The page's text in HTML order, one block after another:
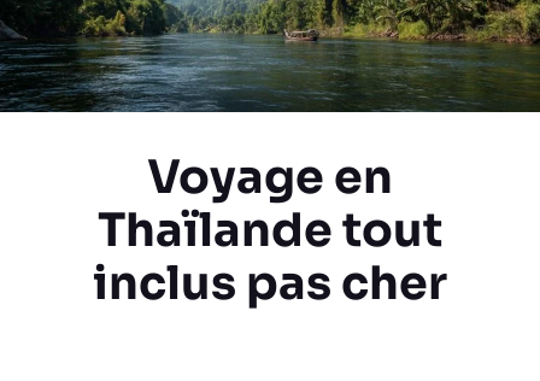
Voyage en
Thaïlande tout
inclus pas cher